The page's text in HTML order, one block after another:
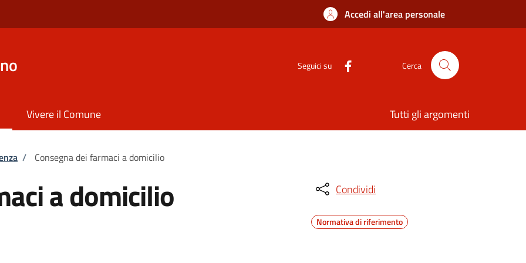
Accedi all'area personale
Seguici su Cerca
Vivere il Comune Tutti gli argomenti
/ Consegna dei farmaci a domicilio
a domicilio Condividi
Normativa di riferimento